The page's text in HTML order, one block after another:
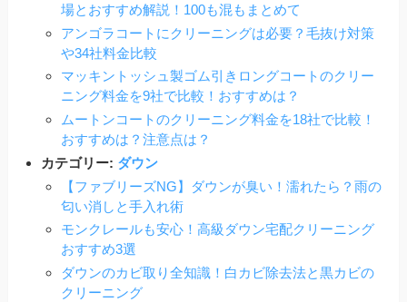
場とおすすめ解説！100も混もまとめて
アンゴラコートにクリーニングは必要？毛抜け対策
や34社料金比較
マッキントッシュ製ゴム引きロングコートのクリー
ニング料金を9社で比較！おすすめは？
ムートンコートのクリーニング料金を18社で比較！
おすすめは？注意点は？
カテゴリー: ダウン
【ファブリーズNG】ダウンが臭い！濡れたら？雨の
匂い消しと手入れ術
モンクレールも安心！高級ダウン宅配クリーニング
おすすめ3選
ダウンのカビ取り全知識！白カビ除去法と黒カビの
クリーニング